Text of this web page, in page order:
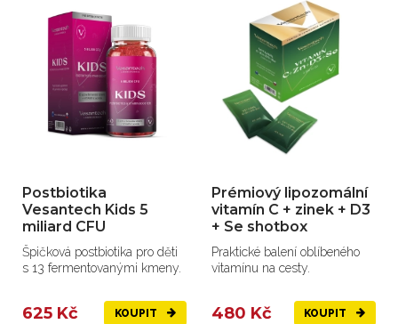
Postbiotika
Vesantech Kids 5
miliard CFU
Špičková postbiotika pro děti
s 13 fermentovanými kmeny.
625 Kč KOUPIT
Prémiový lipozomální
vitamín C + zinek + D3
+ Se shotbox
Praktické balení oblíbeného
vitamínu na cesty.
480 Kč KOUPIT